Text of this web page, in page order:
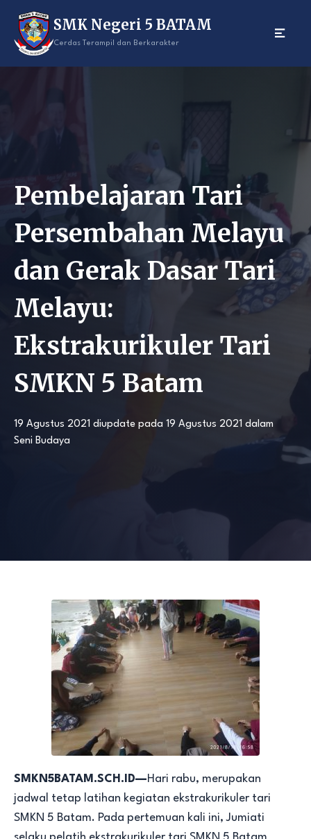
content
SMK Negeri 5 BATAM
Cerdas Terampil dan Berkarakter
Pembelajaran Tari
Persembahan Melayu
dan Gerak Dasar Tari
Melayu:
Ekstrakurikuler Tari
SMKN 5 Batam
19 Agustus 2021 diupdate pada 19 Agustus 2021 dalam
Seni Budaya
SMKN5BATAM.SCH.ID—Hari rabu, merupakan
jadwal tetap latihan kegiatan ekstrakurikuler tari
SMKN 5 Batam. Pada pertemuan kali ini, Jumiati